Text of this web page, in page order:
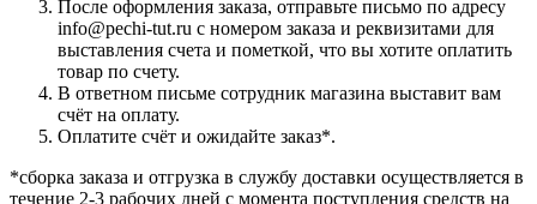
После оформления заказа, отправьте письмо по адресу
info@pechi-tut.ru с номером заказа и реквизитами для
выставления счета и пометкой, что вы хотите оплатить
товар по счету.
В ответном письме сотрудник магазина выставит вам
счёт на оплату.
Оплатите счёт и ожидайте заказ*.
*сборка заказа и отгрузка в службу доставки осуществляется в
течение 2-3 рабочих дней с момента поступления средств на